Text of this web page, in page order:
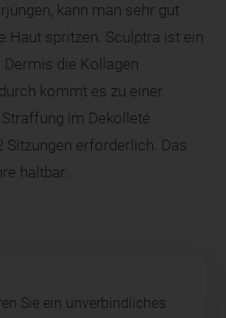
kann man sehr gut
Haut spritzen. Sculptra ist ein
die Kollagen
kommt es zu einer
im Dekolleté
Sitzungen erforderlich. Das
haltbar.
Sie ein unverbindliches